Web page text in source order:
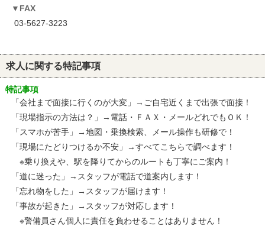
FAX
03-5627-3223
求人に関する特記事項
特記事項
「会社まで面接に行くのが大変」→ご自宅近くまで出張で面接！
「現場指示の方法は？」→電話・ＦＡＸ・メールどれでもＯＫ！
「スマホが苦手」→地図・乗換検索、メール操作も研修で！
「現場にたどりつけるか不安」→すべてこちらで調べます！
※乗り換えや、駅を降りてからのルートも丁寧にご案内！
「道に迷った」→スタッフが電話で道案内します！
「忘れ物をした」→スタッフが届けます！
「事故が起きた」→スタッフが対応します！
※警備員さん個人に責任を負わせることはありません！